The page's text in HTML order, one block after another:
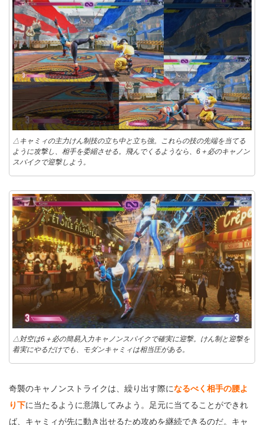
△キャミィの主力けん制技の立ち中と立ち強。これらの技の先端を当てる
ように攻撃し、相手を委縮させる。飛んでくるようなら、6＋必のキャノン
スパイクで迎撃しよう。
△対空は6＋必の簡易入力キャノンスパイクで確実に迎撃。けん制と迎撃を
着実にやるだけでも、モダンキャミィは相当圧がある。
奇襲のキャノンストライクは、繰り出す際になるべく相手の腰よ
り下に当たるように意識してみよう。足元に当てることができれ
ば、キャミィが先に動き出せるため攻めを継続できるのだ。キャ